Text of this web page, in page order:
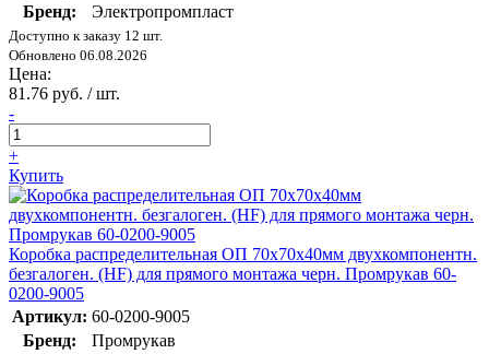
Бренд:
Электропромпласт
Доступно к заказу 12 шт.
Обновлено 06.08.2026
Цена:
81.76 руб. / шт.
-
+
Купить
Коробка распределительная ОП 70х70х40мм двухкомпонентн.
безгалоген. (HF) для прямого монтажа черн. Промрукав 60-
0200-9005
Артикул: 60-0200-9005
Бренд:
Промрукав